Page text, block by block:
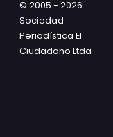
© 2005 - 2026
Sociedad
Periodística El
Ciudadano Ltda